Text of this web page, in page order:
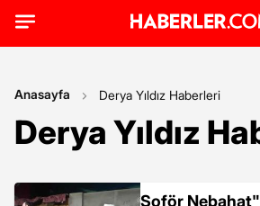
Anasayfa Derya Yıldız Haberleri
Derya Yıldız
Şoför